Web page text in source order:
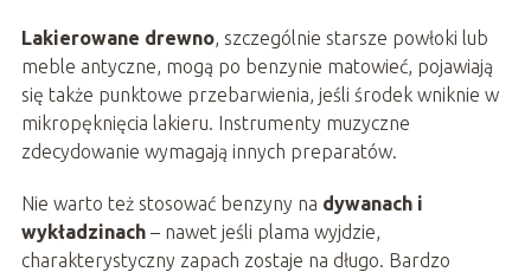
Lakierowane drewno, szczególnie starsze powłoki lub
meble antyczne, mogą po benzynie matowieć, pojawiają
się także punktowe przebarwienia, jeśli środek wniknie w
mikropęknięcia lakieru. Instrumenty muzyczne
zdecydowanie wymagają innych preparatów.
Nie warto też stosować benzyny na dywanach i
wykładzinach– nawet jeśli plama wyjdzie,
charakterystyczny zapach zostaje na długo. Bardzo